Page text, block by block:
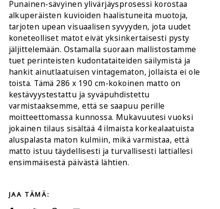
Punainen-sävyinen ylivärjäysprosessi korostaa
alkuperäisten kuvioiden haalistuneita muotoja,
tarjoten upean visuaalisen syvyyden, jota uudet
koneteolliset matot eivät yksinkertaisesti pysty
jäljittelemään. Ostamalla suoraan mallistostamme
tuet perinteisten kudontataiteiden säilymistä ja
hankit ainutlaatuisen vintagematon, jollaista ei ole
toista. Tämä 286 x 190 cm-kokoinen matto on
kestävyystestattu ja syväpuhdistettu
varmistaaksemme, että se saapuu perille
moitteettomassa kunnossa. Mukavuutesi vuoksi
jokainen tilaus sisältää 4 ilmaista korkealaatuista
aluspalasta maton kulmiin, mikä varmistaa, että
matto istuu täydellisesti ja turvallisesti lattiallesi
ensimmäisestä päivästä lähtien.
JAA TÄMÄ: